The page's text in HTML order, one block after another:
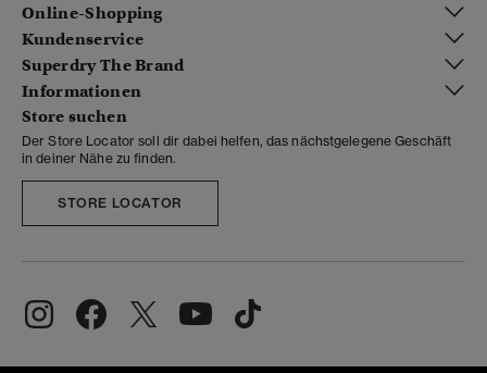
Online-Shopping
Kundenservice
Superdry The Brand
Informationen
Store suchen
Der Store Locator soll dir dabei helfen, das nächstgelegene Geschäft
in deiner Nähe zu finden.
STORE LOCATOR